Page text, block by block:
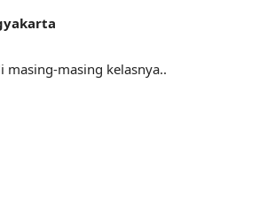
masing-masing kelasnya..